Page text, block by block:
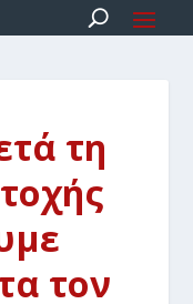
τη
τον